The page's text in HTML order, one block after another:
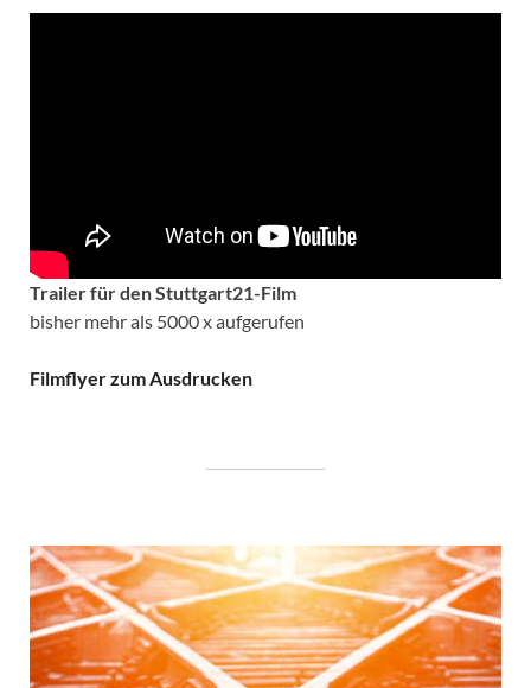
Trailer für den Stuttgart21-Film
bisher mehr als 5000 x aufgerufen
Filmflyer zum Ausdrucken